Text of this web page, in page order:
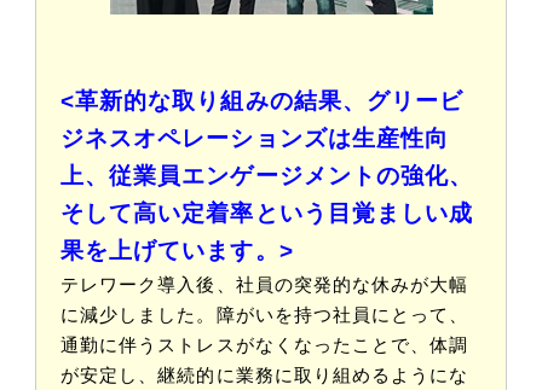
<革新的な取り組みの結果、グリービ
ジネスオペレーションズは生産性向
上、従業員エンゲージメントの強化、
そして高い定着率という目覚ましい成
果を上げています。>
テレワーク導入後、社員の突発的な休みが大幅
に減少しました。障がいを持つ社員にとって、
通勤に伴うストレスがなくなったことで、体調
が安定し、継続的に業務に取り組めるようにな